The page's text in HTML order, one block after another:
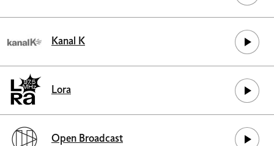
Kanal K
Lora
Open Broadcast